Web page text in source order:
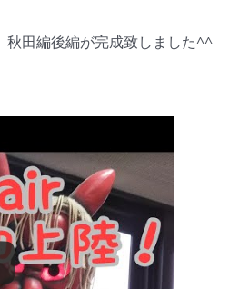
田編後編が完成致しました^^